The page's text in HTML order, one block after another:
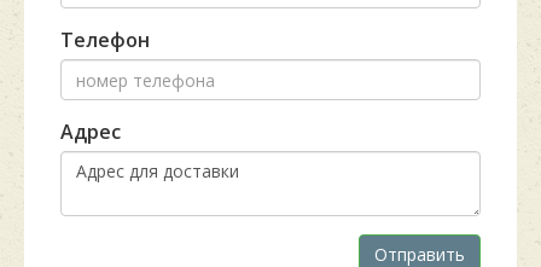
Телефон
Адрес
Отправить